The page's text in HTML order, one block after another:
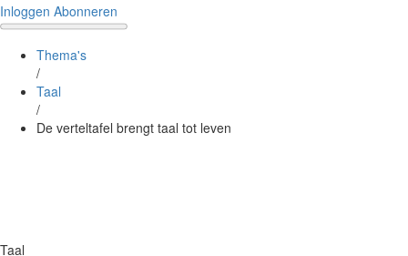
Inloggen Abonneren
Thema's
/
Taal
/
De verteltafel brengt taal tot leven
Taal